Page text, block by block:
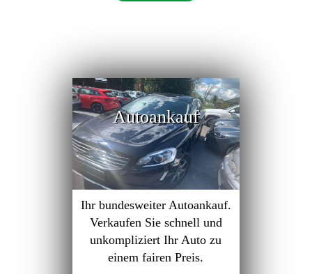
Autoankauf
Ihr bundesweiter Autoankauf.
Verkaufen Sie schnell und
unkompliziert Ihr Auto zu
einem fairen Preis.